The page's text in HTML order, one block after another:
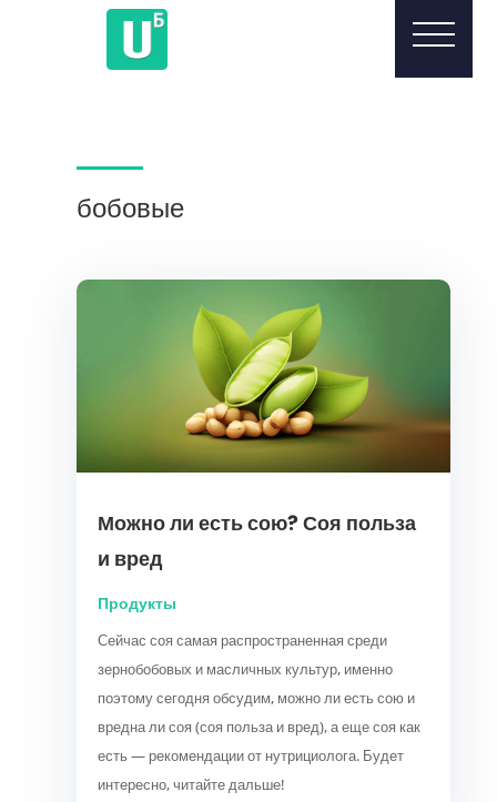
бобовые
Можно ли есть сою? Соя польза
и вред
Продукты
Сейчас соя самая распространенная среди
зернобобовых и масличных культур, именно
поэтому сегодня обсудим, можно ли есть сою и
вредна ли соя (соя польза и вред), а еще соя как
есть — рекомендации от нутрициолога. Будет
интересно, читайте дальше!